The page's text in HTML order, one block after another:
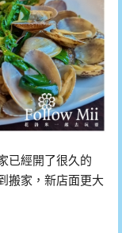
已經開了很久的
搬家，新店面更大